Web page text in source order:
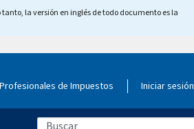
la versión en inglés de todo documento es la
Profesionales de Impuestos Iniciar sesión